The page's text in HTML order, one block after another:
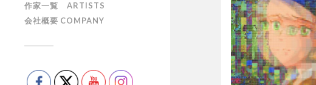
作家一覧 ARTISTS
会社概要 COMPANY